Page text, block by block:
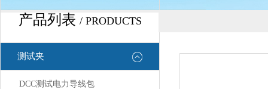
产品列表 / PRODUCTS
测试夹
DCC测试电力导线包